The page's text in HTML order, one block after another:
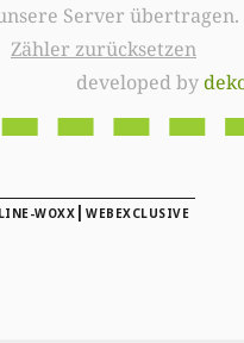
Server übertragen.
Zähler zurücksetzen
developed by
WOXX |WEBEXCLUSIVE